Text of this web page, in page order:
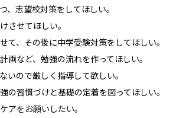
、志望校対策をしてほしい。
させてほしい。
て、その後に中学受験対策をしてほしい。
画など、勉強の流れを作ってほしい。
いので厳しく指導して欲しい。
の習慣づけと基礎の定着を図ってほしい。
アをお願いしたい。